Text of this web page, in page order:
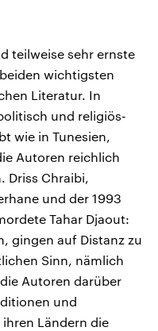
teilweise sehr ernste
wichtigsten
Literatur. In
und religiös-
wie in Tunesien,
Autoren reichlich
Driss Chraibi,
und der 1993
Tahar Djaout:
gingen auf Distanz zu
Sinn, nämlich
Autoren darüber
und
Ländern die